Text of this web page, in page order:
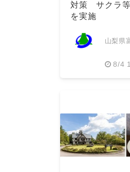
対策 サクラ
を実施
山梨県
8/4